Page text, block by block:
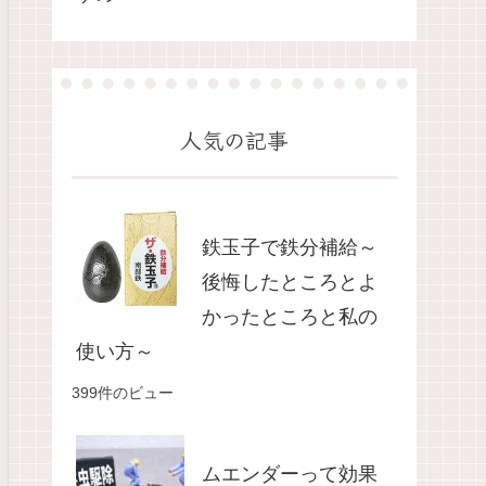
人気の記事
鉄玉子で鉄分補給～
後悔したところとよ
かったところと私の
使い方～
399件のビュー
ムエンダーって効果